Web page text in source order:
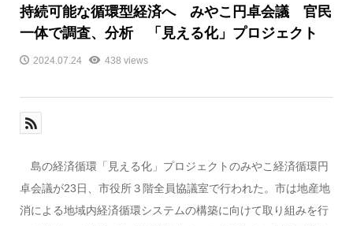
持続可能な循環型経済へ みやこ円卓会議 官民
一体で調査、分析 「見える化」プロジェクト
2024.07.24 438 views
島の経済循環「見える化」プロジェクトのみやこ経済循環円
卓会議が23日、市役所３階全員協議室で行われた。市は地産地
消による地域内経済循環システムの構築に向けて取り組みを行